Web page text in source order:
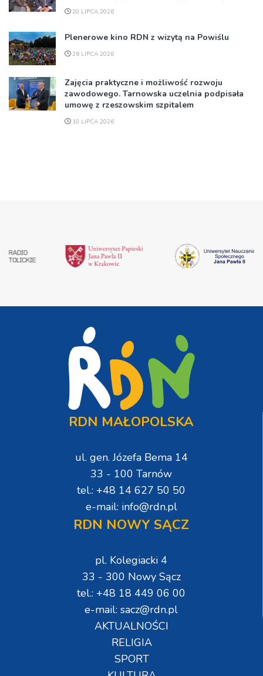
20 LIPCA 2026
Plenerowe kino RDN z wizytą na Powiślu
26 LIPCA 2026
Zajęcia praktyczne i możliwość rozwoju
zawodowego. Tarnowska uczelnia podpisała
umowę z rzeszowskim szpitalem
10 LIPCA 2026
RDN MAŁOPOLSKA
ul. gen. Józefa Bema 14
33 - 100 Tarnów
tel.: +48 14 627 50 50
e-mail: info@rdn.pl
RDN NOWY SĄCZ
pl. Kolegiacki 4
33 - 300 Nowy Sącz
tel.: +48 18 449 06 00
e-mail: sacz@rdn.pl
AKTUALNOŚCI
RELIGIA
SPORT